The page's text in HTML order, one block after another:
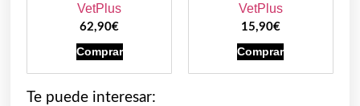
VetPlus
62,90€
Comprar
VetPlus
15,90€
Comprar
Te puede interesar: